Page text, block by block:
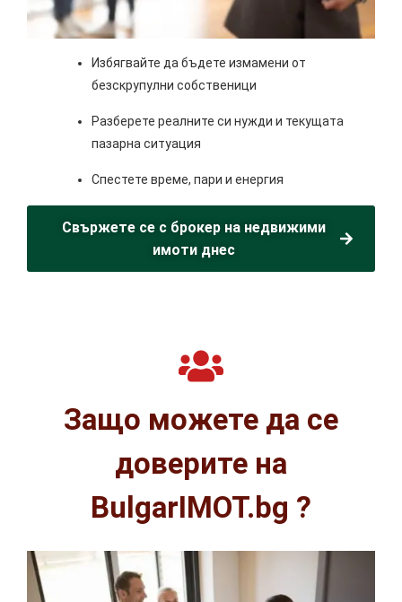
Избягвайте да бъдете измамени от
безскрупулни собственици
Разберете реалните си нужди и текущата
пазарна ситуация
Спестете време, пари и енергия
Свържете се с брокер на недвижими
имоти днес
Защо можете да се
доверите на
BulgarIMOT.bg ?